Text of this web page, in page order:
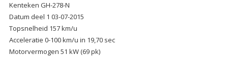
Kenteken GH-278-N
Datum deel 1 03-07-2015
Topsnelheid 157 km/u
Acceleratie 0-100 km/u in 19,70 sec
Motorvermogen 51 kW (69 pk)